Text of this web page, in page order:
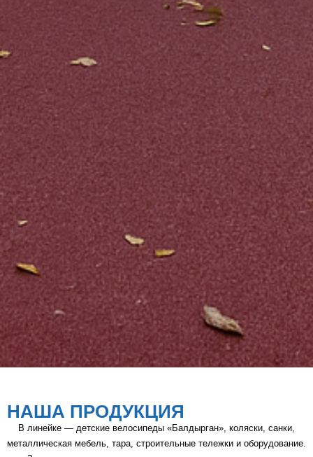
НАША ПРОДУКЦИЯ
В линейке — детские велосипеды «Балдырган», коляски, санки,
металлическая мебель, тара, строительные тележки и оборудование.